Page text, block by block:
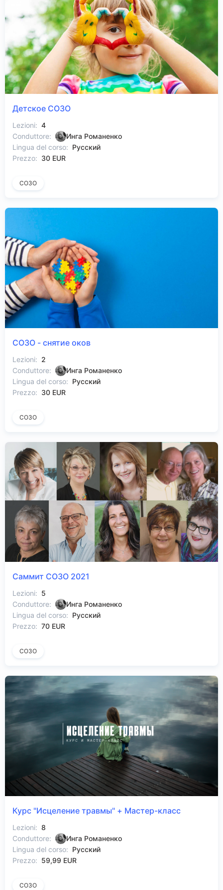
Детское СОЗО
Lezioni: 4
Conduttore:
Инга Романенко
Lingua del corso: Русский
Prezzo: 30 EUR
СОЗО
СОЗО - снятие оков
Lezioni: 2
Conduttore:
Инга Романенко
Lingua del corso: Русский
Prezzo: 30 EUR
СОЗО
Саммит СОЗО 2021
Lezioni: 5
Conduttore:
Инга Романенко
Lingua del corso: Русский
Prezzo: 70 EUR
СОЗО
Курс "Исцеление травмы" + Мастер-класс
Lezioni: 8
Conduttore:
Инга Романенко
Lingua del corso: Русский
Prezzo: 59,99 EUR
СОЗО